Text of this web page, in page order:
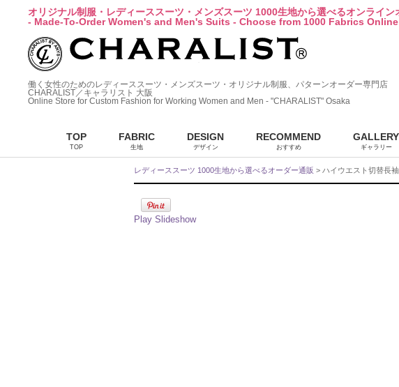
オリジナル制服・レディーススーツ・メンズスーツ 1000生地から選べるオンライン
- Made-To-Order Women's and Men's Suits - Choose from 1000 Fabrics
働く女性のためのレディーススーツ・メンズスーツ・オリジナル制服、パターンオーダー専門店
CHARALIST／キャラリスト 大阪
Online Store for Custom Fashion for Working Women and Men - "CHARALIST" Osaka
TOP
TOP
FABRIC
生地
DESIGN
デザイン
RECOMMEND
おすすめ
GALLERY
ギャラリー
レディーススーツ 1000生地から選べるオーダー通販 > ハイウエスト切替長
Play Slideshow